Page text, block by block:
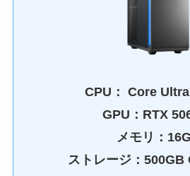
CPU： Core
GPU： RTX
メモリ：
ストレージ：500GB